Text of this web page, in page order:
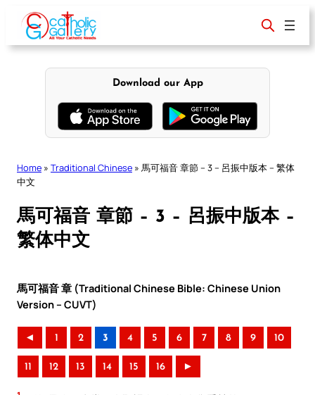
content
Download our App
Home » Traditional Chinese » 馬可福音 章節 – 3 – 呂振中版本 – 繁体
中文
馬可福音 章節 – 3 – 呂振中版本 –
繁体中文
馬可福音 章 (Traditional Chinese Bible: Chinese Union
Version – CUVT)
◄ 1 2 3 4 5 6 7 8 9 10
11 12 13 14 15 16 ►